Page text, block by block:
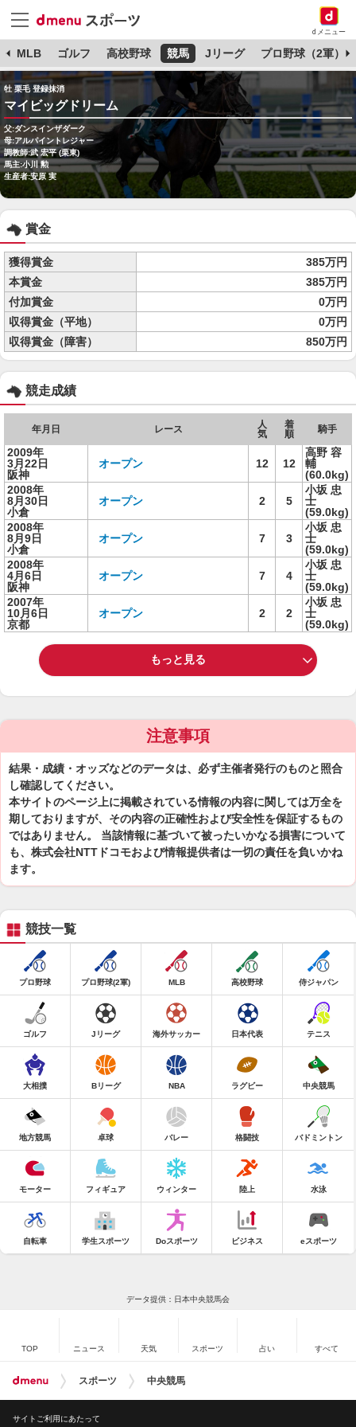
dメニュー
MLB ゴルフ 高校野球 競馬 Jリーグ プロ野球（2軍）
牡 栗毛 登録抹消
マイビッグドリーム
父:ダンスインザダーク
母:アルパイントレジャー
調教師:武 宏平 (栗東)
馬主:小川 勲
生産者:安原 実
賞金
獲得賞金
385万円
本賞金
385万円
付加賞金
0万円
収得賞金（平地）
0万円
収得賞金（障害）
850万円
競走成績
年月日 レース
人
気
着
順
騎手
2009年
3月22日
阪神
オープン 12 12
高野 容
輔
(60.0kg)
2008年
8月30日
小倉
オープン 2 5
小坂 忠
士
(59.0kg)
2008年
8月9日
小倉
オープン 7 3
小坂 忠
士
(59.0kg)
2008年
4月6日
阪神
オープン 7 4
小坂 忠
士
(59.0kg)
2007年
10月6日
京都
オープン 2 2
小坂 忠
士
(59.0kg)
もっと見る
注意事項
結果・成績・オッズなどのデータは、必ず主催者発行のものと照合
し確認してください。
本サイトのページ上に掲載されている情報の内容に関しては万全を
期しておりますが、その内容の正確性および安全性を保証するもの
ではありません。 当該情報に基づいて被ったいかなる損害について
も、株式会社NTTドコモおよび情報提供者は一切の責任を負いかね
ます。
競技一覧
プロ野球 プロ野球(2軍) MLB 高校野球 侍ジャパン
ゴルフ Jリーグ 海外サッカー 日本代表 テニス
大相撲 Bリーグ NBA ラグビー 中央競馬
地方競馬 卓球 バレー 格闘技 バドミントン
モーター フィギュア ウィンター 陸上 水泳
自転車 学生スポーツ Doスポーツ ビジネス eスポーツ
データ提供：日本中央競馬会
TOP ニュース 天気 スポーツ 占い すべて
スポーツ 中央競馬
サイトご利用にあたって